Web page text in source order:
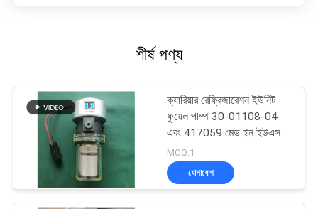
শীর্ষ পণ্য
ক্যারিয়ার রেফ্রিজারেশন ইউনিট
ফুয়েল পাম্প 30-01108-04
এবং 417059 মেড ইন ইউএসএ,
30-66840-00 এর বিকল্প
MOQ:1
যোগাযোগ